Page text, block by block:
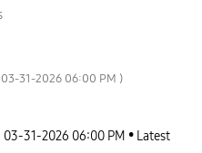
‎03-31-2026 06:00 PM )
‎03-31-2026 06:00 PM
Latest